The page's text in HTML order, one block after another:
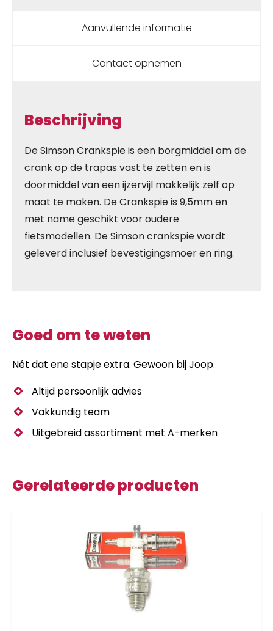
Aanvullende informatie
Contact opnemen
Beschrijving
De Simson Crankspie is een borgmiddel om de
crank op de trapas vast te zetten en is
doormiddel van een ijzervijl makkelijk zelf op
maat te maken. De Crankspie is 9,5mm en
met name geschikt voor oudere
fietsmodellen. De Simson crankspie wordt
geleverd inclusief bevestigingsmoer en ring.
Goed om te weten
Nét dat ene stapje extra. Gewoon bij Joop.
Altijd persoonlijk advies
Vakkundig team
Uitgebreid assortiment met A-merken
Gerelateerde producten